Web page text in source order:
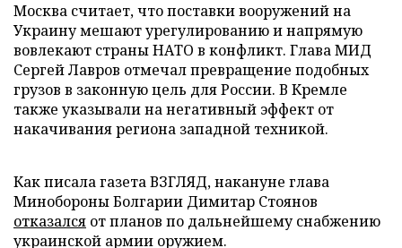
Москва считает, что поставки вооружений на
Украину мешают урегулированию и напрямую
вовлекают страны НАТО в конфликт. Глава МИД
Сергей Лавров отмечал превращение подобных
грузов в законную цель для России. В Кремле
также указывали на негативный эффект от
накачивания региона западной техникой.
Как писала газета ВЗГЛЯД, накануне глава
Минобороны Болгарии Димитар Стоянов
отказался от планов по дальнейшему снабжению
украинской армии оружием.